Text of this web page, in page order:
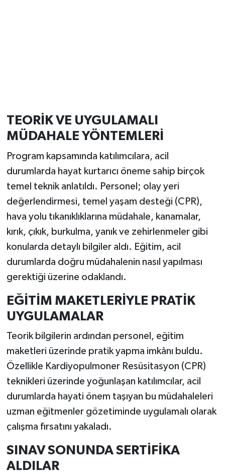
TEORİK VE UYGULAMALI
MÜDAHALE YÖNTEMLERİ
Program kapsamında katılımcılara, acil
durumlarda hayat kurtarıcı öneme sahip birçok
temel teknik anlatıldı. Personel; olay yeri
değerlendirmesi, temel yaşam desteği (CPR),
hava yolu tıkanıklıklarına müdahale, kanamalar,
kırık, çıkık, burkulma, yanık ve zehirlenmeler gibi
konularda detaylı bilgiler aldı. Eğitim, acil
durumlarda doğru müdahalenin nasıl yapılması
gerektiği üzerine odaklandı.
EĞİTİM MAKETLERİYLE PRATİK
UYGULAMALAR
Teorik bilgilerin ardından personel, eğitim
maketleri üzerinde pratik yapma imkânı buldu.
Özellikle Kardiyopulmoner Resüsitasyon (CPR)
teknikleri üzerinde yoğunlaşan katılımcılar, acil
durumlarda hayati önem taşıyan bu müdahaleleri
uzman eğitmenler gözetiminde uygulamalı olarak
çalışma fırsatını yakaladı.
SINAV SONUNDA SERTİFİKA
ALDILAR